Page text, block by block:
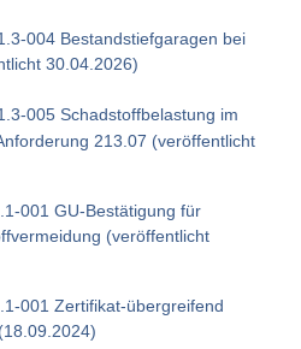
004 Bestandstiefgaragen bei
30.04.2026)
005 Schadstoffbelastung im
213.07 (veröffentlicht
001 GU-Bestätigung für
(veröffentlicht
001 Zertifikat-übergreifend